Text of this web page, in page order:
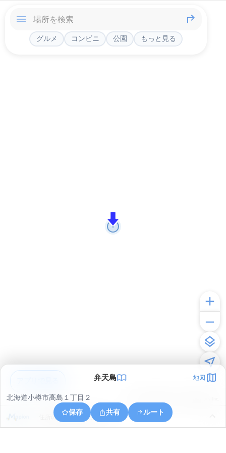
グルメ コンビニ 公園 もっと見る
弁天島 地図
北海道小樽市高島１丁目２
保存
共有 ルート
住所の取得に失敗しました